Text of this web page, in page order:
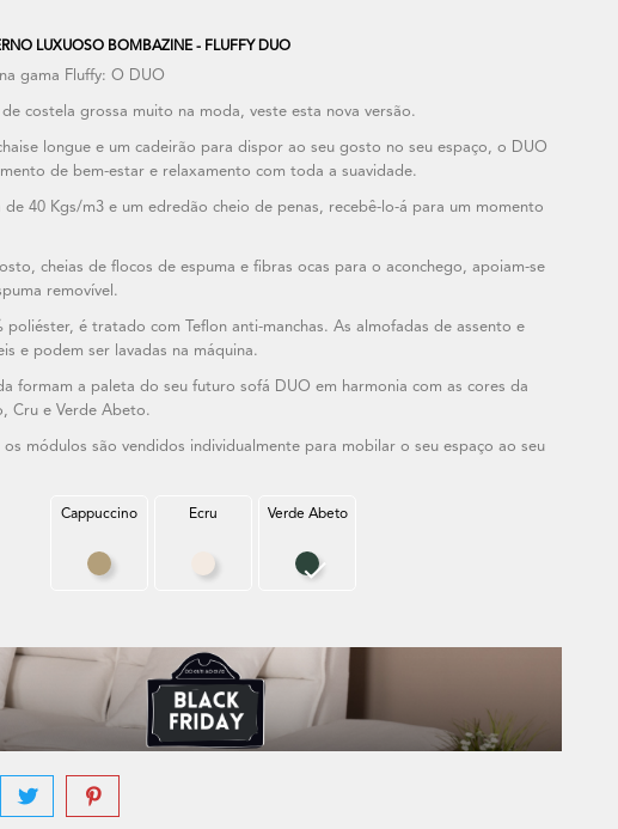
LUXUOSO BOMBAZINE - FLUFFY DUO
gama Fluffy: O DUO
costela grossa muito na moda, veste esta nova versão.
longue e um cadeirão para dispor ao seu gosto no seu espaço, o DUO
de bem-estar e relaxamento com toda a suavidade.
de 40 Kgs/m3 e um edredão cheio de penas, recebê-lo-á para um momento
cheias de flocos de espuma e fibras ocas para o aconchego, apoiam-se
removível.
poliéster, é tratado com Teflon anti-manchas. As almofadas de assento e
e podem ser lavadas na máquina.
formam a paleta do seu futuro sofá DUO em harmonia com as cores da
Cru e Verde Abeto.
módulos são vendidos individualmente para mobilar o seu espaço ao seu
Cappuccino
Cappuccino
Ecru
Ecru
Verde Abeto
Verde Abeto